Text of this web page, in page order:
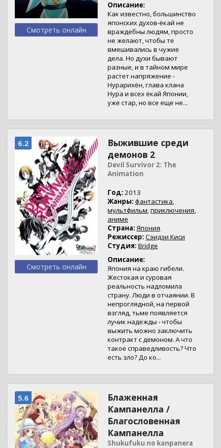
Смотреть онлайн
Описание:
Как известно, большинство
японских духов-ёкай не
враждебны людям, просто
не желают, чтобы те
вмешивались в чужие
дела. Но духи бывают
разные, и в тайном мире
растет напряжение -
Нурарихён, глава клана
Нура и всех ёкай Японии,
уже стар, но все еще не...
6.2
Смотреть онлайн
Выжившие среди
демонов 2
Devil Survivor 2: The
Animation
Год: 2013
Жанры: фантастика,
мультфильм,приключения,
аниме
Страна: Япония
Режиссер: Сэидзи Киси
Студия: Bridge
Описание:
Япония на краю гибели.
Жестокая и суровая
реальность надломила
страну. Люди в отчаянии. В
непроглядной, на первой
взгляд, тьме появляется
лучик надежды - чтобы
выжить можно заключить
контракт с демоном. А что
такое справедливость? Что
есть зло? До ко...
5.6
Блаженная
Кампанелла /
Благословенная
Кампанелла
Shukufuku no kanpanera